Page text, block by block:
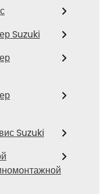
Suzuki
Suzuki